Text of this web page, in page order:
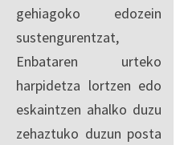
gehiagoko edozein
sustengurentzat,
Enbataren urteko
harpidetza lortzen edo
eskaintzen ahalko duzu
zehaztuko duzun posta